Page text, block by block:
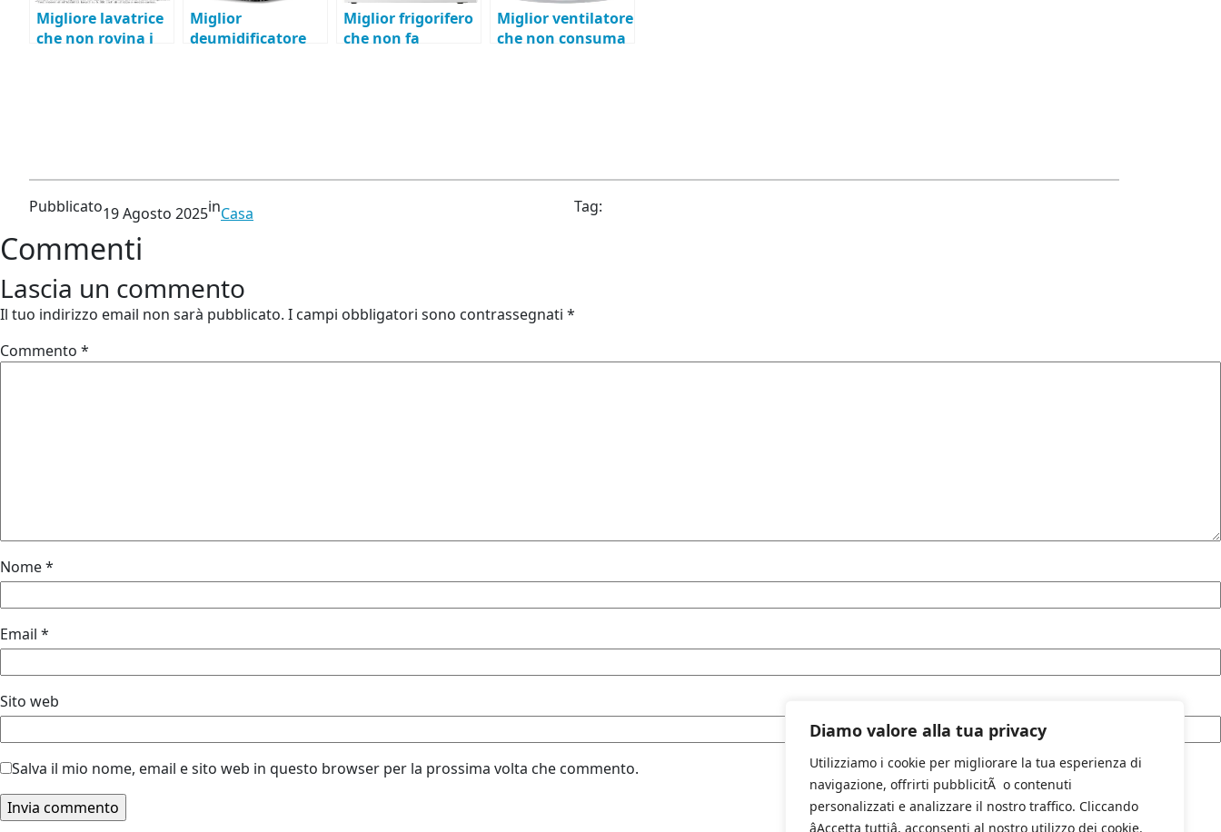
Diamo valore alla tua privacy
Utilizziamo i cookie per migliorare la tua esperienza di
navigazione, offrirti pubblicitÃ o contenuti
personalizzati e analizzare il nostro traffico. Cliccando
âAccetta tuttiâ, acconsenti al nostro utilizzo dei cookie.
Migliore lavatrice
che non rovina i
Miglior
deumidificatore
Miglior frigorifero
che non fa
Miglior ventilatore
che non consuma
Pubblicato19 Agosto 2025inCasa Tag:
Commenti
Lascia un commento
Il tuo indirizzo email non sarà pubblicato. I campi obbligatori sono contrassegnati *
Commento *
Nome*
Email *
Sito web
Salva il mio nome, email e sito web in questo browser per la prossima volta che commento.